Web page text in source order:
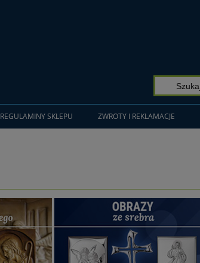
REGULAMINY SKLEPU ZWROTY I REKLAMACJE